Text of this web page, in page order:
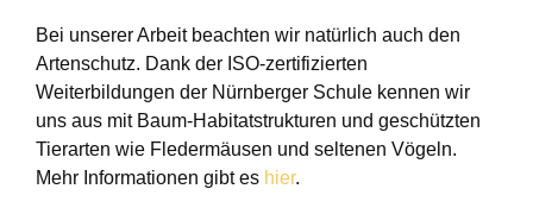
Bei unserer Arbeit beachten wir natürlich auch den
Artenschutz. Dank der ISO-zertifizierten
Weiterbildungen der Nürnberger Schule kennen wir
uns aus mit Baum-Habitatstrukturen und geschützten
Tierarten wie Fledermäusen und seltenen Vögeln.
Mehr Informationen gibt es hier.